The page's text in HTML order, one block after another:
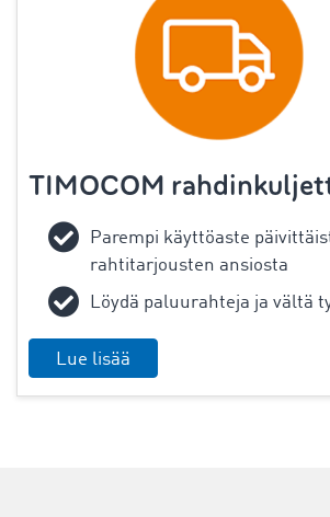
TIMOCOM
Parempi käyttöaste
rahtitarjousten ansiosta
Löydä paluurahteja ja vältä
Lue lisää